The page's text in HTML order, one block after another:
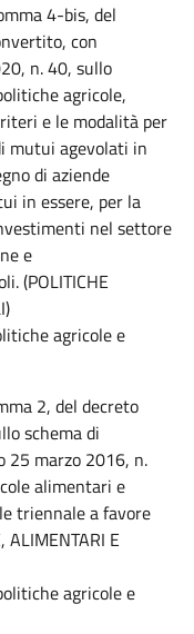
4-bis, del
con
n. 40, sullo
agricole,
e le modalità per
mutui agevolati in
di aziende
in essere, per la
nel settore
e
(POLITICHE
agricole e
2, del decreto
schema di
25 marzo 2016, n.
alimentari e
triennale a favore
ALIMENTARI E
agricole e